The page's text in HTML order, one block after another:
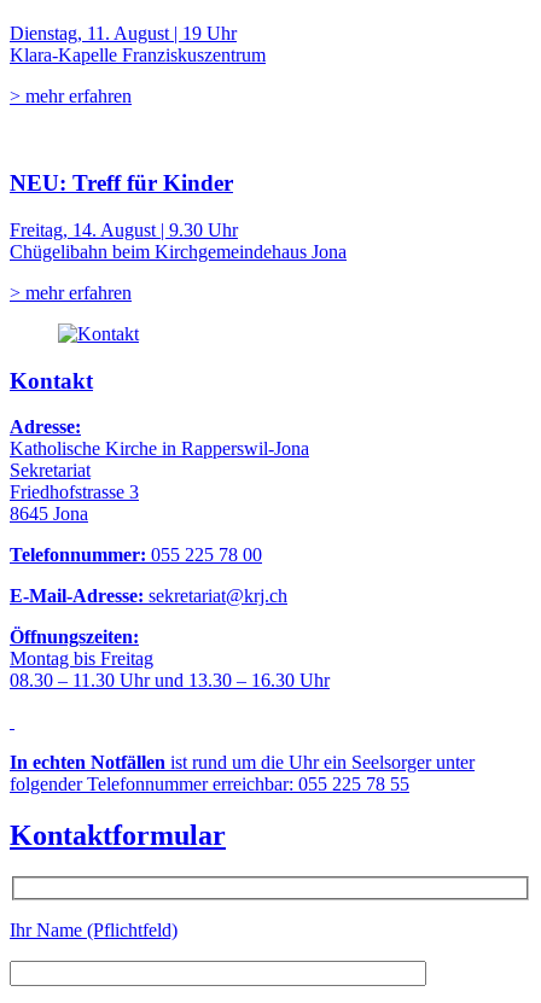
Dienstag, 11. August | 19 Uhr
Klara-Kapelle Franziskuszentrum
> mehr erfahren
NEU: Treff für Kinder
Freitag, 14. August | 9.30 Uhr
Chügelibahn beim Kirchgemeindehaus Jona
> mehr erfahren
Kontakt
Adresse:
Katholische Kirche in Rapperswil-Jona
Sekretariat
Friedhofstrasse 3
8645 Jona
Telefonnummer: 055 225 78 00
E-Mail-Adresse: sekretariat@krj.ch
Öffnungszeiten:
Montag bis Freitag
08.30 – 11.30 Uhr und 13.30 – 16.30 Uhr
In echten Notfällen ist rund um die Uhr ein Seelsorger unter
folgender Telefonnummer erreichbar: 055 225 78 55
Kontaktformular
Ihr Name (Pflichtfeld)